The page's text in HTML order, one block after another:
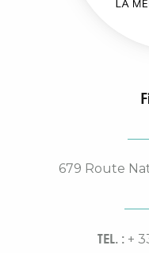
679 Route
TEL. : +